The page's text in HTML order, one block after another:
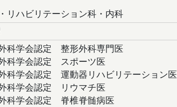
リハビリテーション科・内科
科学会認定 整形外科専門医
科学会認定 スポーツ医
科学会認定 運動器リハビリテーション医
科学会認定 リウマチ医
科学会認定 脊椎脊髄病医